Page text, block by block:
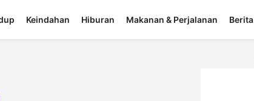
Keindahan Hiburan Makanan & Perjalanan Berita